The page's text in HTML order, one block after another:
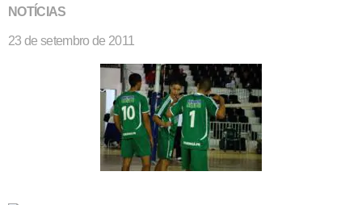
NOTÍCIAS
23 de setembro de 2011